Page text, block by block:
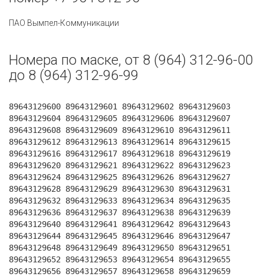
ПАО Вымпел-Коммуникации
Номера по маске, от 8 (964) 312-96-00
до 8 (964) 312-96-99
89643129600 89643129601 89643129602 89643129603
89643129604 89643129605 89643129606 89643129607
89643129608 89643129609 89643129610 89643129611
89643129612 89643129613 89643129614 89643129615
89643129616 89643129617 89643129618 89643129619
89643129620 89643129621 89643129622 89643129623
89643129624 89643129625 89643129626 89643129627
89643129628 89643129629 89643129630 89643129631
89643129632 89643129633 89643129634 89643129635
89643129636 89643129637 89643129638 89643129639
89643129640 89643129641 89643129642 89643129643
89643129644 89643129645 89643129646 89643129647
89643129648 89643129649 89643129650 89643129651
89643129652 89643129653 89643129654 89643129655
89643129656 89643129657 89643129658 89643129659